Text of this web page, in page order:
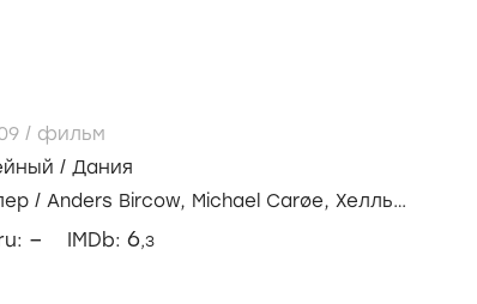
/ фильм
/ Дания
/ Anders Bircow, Michael Carøe, Хелль
– IMDb: 6,3